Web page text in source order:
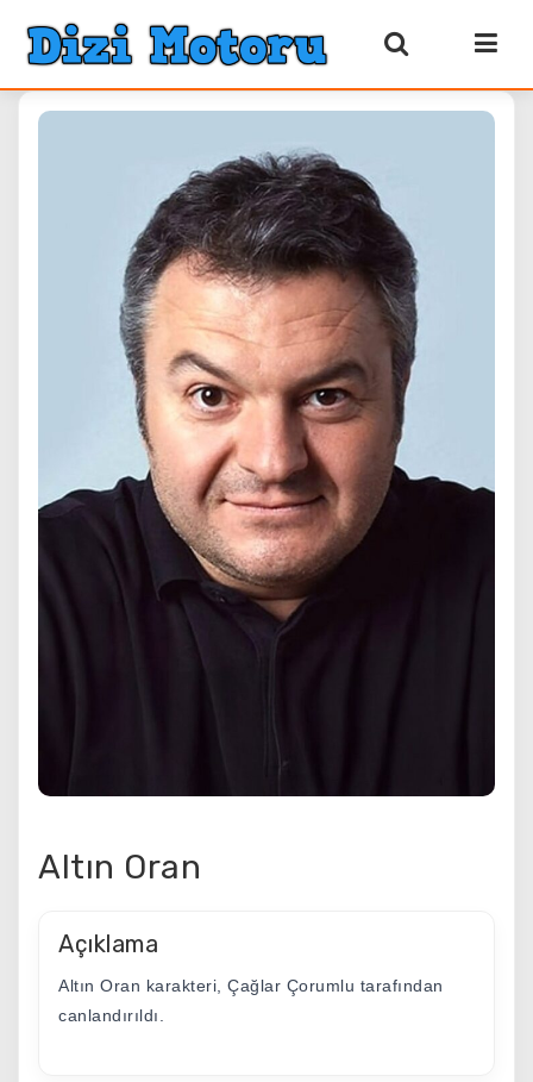
Altın Oran
Açıklama
Altın Oran karakteri, Çağlar Çorumlu tarafından
canlandırıldı.